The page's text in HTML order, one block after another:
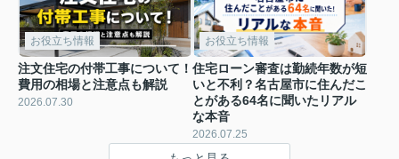
お役立ち情報
注文住宅の付帯工事について！
費用の相場と注意点も解説
2026.07.30
お役立ち情報
住宅ローン審査は勤続年数が短
いと不利？名古屋市に住んだこ
とがある64名に聞いたリアル
な本音
2026.07.25